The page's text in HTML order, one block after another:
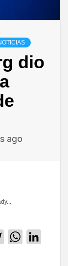
dio
ago
TwitterWhatsApp